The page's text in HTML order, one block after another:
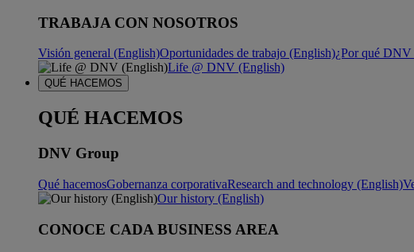
TRABAJA CON NOSOTROS
Visión general (English)Oportunidades de trabajo (English)¿Por qué
Life @ DNV (English)
QUÉ HACEMOS
QUÉ HACEMOS
DNV Group
Qué hacemosGobernanza corporativaResearch and technology (English)
Our history (English)
CONOCE CADA BUSINESS AREA